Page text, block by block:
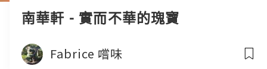
南華軒 - 實而不華的瑰寶
Fabrice 嚐味